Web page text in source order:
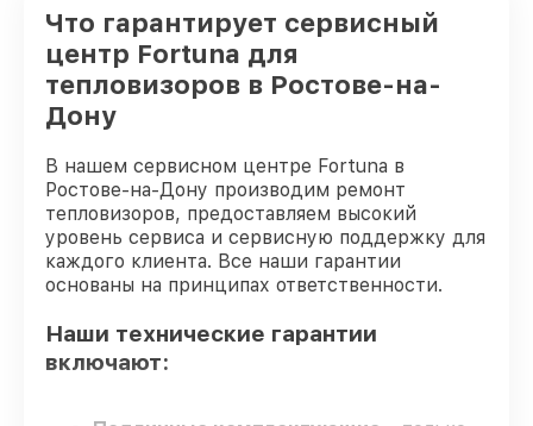
Что гарантирует сервисный
центр Fortuna для
тепловизоров в Ростове-на-
Дону
В нашем сервисном центре Fortuna в
Ростове-на-Дону производим ремонт
тепловизоров, предоставляем высокий
уровень сервиса и сервисную поддержку для
каждого клиента. Все наши гарантии
основаны на принципах ответственности.
Наши технические гарантии
включают: